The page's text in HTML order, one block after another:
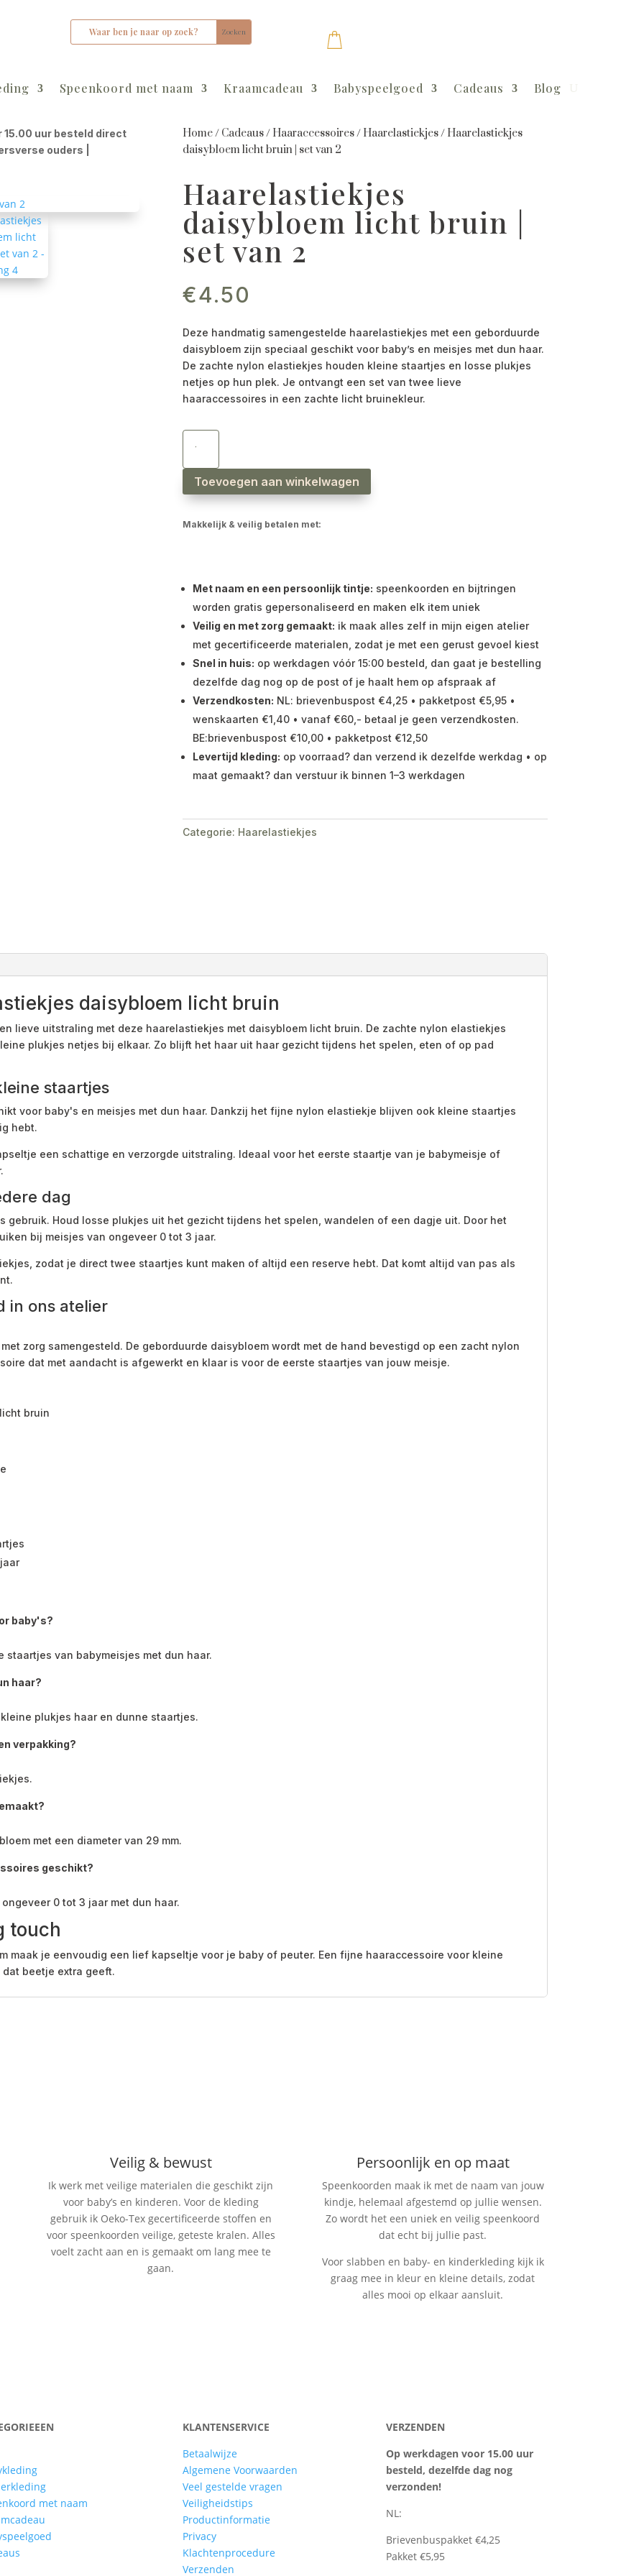
Speenkoord met naam Kraamcadeau Babyspeelgoed Cadeaus Blog
uur besteld direct
ouders |
Home/ Cadeaus/ Haaraccessoires/ Haarelastiekjes/ Haarelastiekjes
daisybloem licht bruin | set van 2
Haarelastiekjes
daisybloem licht bruin |
set van 2
€4.50
Deze handmatig samengestelde haarelastiekjes met een geborduurde
daisybloem zijn speciaal geschikt voor baby’s en meisjes met dun haar.
De zachte nylon elastiekjes houden kleine staartjes en losse plukjes
netjes op hun plek. Je ontvangt een set van twee lieve
haaraccessoires in een zachte licht bruinekleur.
Haarelastiekjes
licht
|
set
2
aantal
Toevoegen aan winkelwagen
Makkelijk & veilig betalen met:
Met naam en een persoonlijk tintje: speenkoorden en bijtringen
worden gratis gepersonaliseerd en maken elk item uniek
Veilig en met zorg gemaakt: ik maak alles zelf in mijn eigen atelier
met gecertificeerde materialen, zodat je met een gerust gevoel kiest
Snel in huis: op werkdagen vóór 15:00 besteld, dan gaat je bestelling
dezelfde dag nog op de post of je haalt hem op afspraak af
Verzendkosten: NL: brievenbuspost €4,25 • pakketpost €5,95 •
wenskaarten €1,40 • vanaf €60,- betaal je geen verzendkosten.
BE:brievenbuspost €10,00 • pakketpost €12,50
Levertijd kleding: op voorraad? dan verzend ik dezelfde werkdag • op
maat gemaakt? dan verstuur ik binnen 1–3 werkdagen
Categorie: Haarelastiekjes
daisybloem licht bruin
lieve uitstraling met deze haarelastiekjes met daisybloem licht bruin. De zachte nylon elastiekjes
plukjes netjes bij elkaar. Zo blijft het haar uit haar gezicht tijdens het spelen, eten of op pad
staartjes
voor baby's en meisjes met dun haar. Dankzij het fijne nylon elastiekje blijven ook kleine staartjes
hebt.
een schattige en verzorgde uitstraling. Ideaal voor het eerste staartje van je babymeisje of
dag
gebruik. Houd losse plukjes uit het gezicht tijdens het spelen, wandelen of een dagje uit. Door het
bij meisjes van ongeveer 0 tot 3 jaar.
zodat je direct twee staartjes kunt maken of altijd een reserve hebt. Dat komt altijd van pas als
in ons atelier
zorg samengesteld. De geborduurde daisybloem wordt met de hand bevestigd op een zacht nylon
dat met aandacht is afgewerkt en klaar is voor de eerste staartjes van jouw meisje.
bruin
baby's?
van babymeisjes met dun haar.
haar?
plukjes haar en dunne staartjes.
verpakking?
met een diameter van 29 mm.
geschikt?
0 tot 3 jaar met dun haar.
touch
maak je eenvoudig een lief kapseltje voor je baby of peuter. Een fijne haaraccessoire voor kleine
beetje extra geeft.
Veilig & bewust
Ik werk met veilige materialen die geschikt zijn
voor baby’s en kinderen. Voor de kleding
gebruik ik Oeko-Tex gecertificeerde stoffen en
voor speenkoorden veilige, geteste kralen. Alles
voelt zacht aan en is gemaakt om lang mee te
gaan.
Persoonlijk en op maat
Speenkoorden maak ik met de naam van jouw
kindje, helemaal afgestemd op jullie wensen.
Zo wordt het een uniek en veilig speenkoord
dat echt bij jullie past.
Voor slabben en baby- en kinderkleding kijk ik
graag mee in kleur en kleine details, zodat
alles mooi op elkaar aansluit.
met naam
KLANTENSERVICE
Betaalwijze
Algemene Voorwaarden
Veel gestelde vragen
Veiligheidstips
Productinformatie
Privacy
Klachtenprocedure
Verzenden
VERZENDEN
Op werkdagen voor 15.00 uur
besteld, dezelfde dag nog
verzonden!
NL:
Brievenbuspakket €4,25
Pakket €5,95